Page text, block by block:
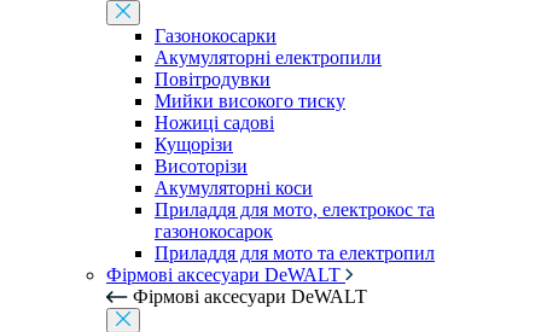
Газонокосарки
Акумуляторні електропили
Повітродувки
Мийки високого тиску
Ножиці садові
Кущорізи
Висоторізи
Акумуляторні коси
Приладдя для мото, електрокос та
газонокосарок
Приладдя для мото та електропил
Фірмові аксесуари DeWALT
Фірмові аксесуари DeWALT